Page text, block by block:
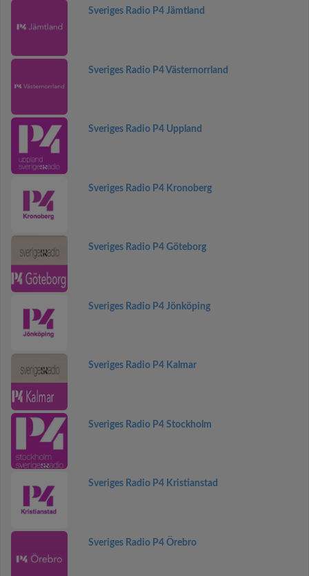
Sveriges Radio P4 Jämtland
Sveriges Radio P4 Västernorrland
Sveriges Radio P4 Uppland
Sveriges Radio P4 Kronoberg
Sveriges Radio P4 Göteborg
Sveriges Radio P4 Jönköping
Sveriges Radio P4 Kalmar
Sveriges Radio P4 Stockholm
Sveriges Radio P4 Kristianstad
Sveriges Radio P4 Örebro